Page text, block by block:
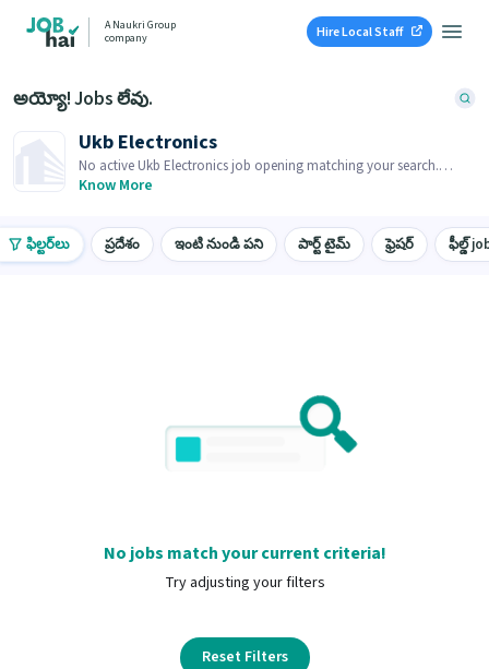
A Naukri Group
company
Hire Local Staff
అయ్యో! Jobs లేవు.
Ukb Electronics
No active Ukb Electronics job opening matching your search.
Browse similar job openings below.
Know More
ఫిల్టర్‌లు ప్రదేశం ఇంటి నుండి పని పార్ట్ టైమ్ ఫ్రెషర్ ఫీల్డ్
No jobs match your current criteria!
Try adjusting your filters
Reset Filters